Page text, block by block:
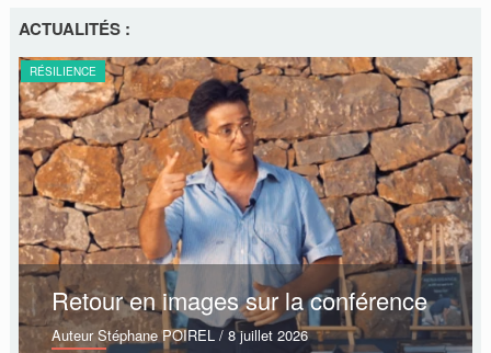
ACTUALITÉS :
RÉSILIENCE
Retour en images sur la conférence
Auteur Stéphane POIREL/ 8 juillet 2026